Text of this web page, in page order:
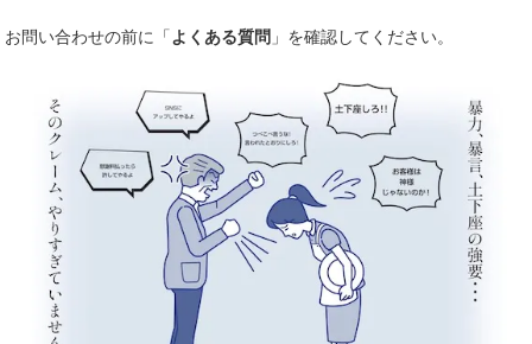
お問い合わせの前に「 よくある質問 」を確認してください。